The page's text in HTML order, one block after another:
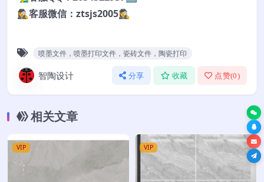
🕵️‍♀️客服微信：ztsjs2005🕵️‍♀️
喷墨文件，喷墨打印文件，瓷砖文件，陶瓷打印
智陶设计 分享 收藏 点赞(0)
相关文章
VIP VIP